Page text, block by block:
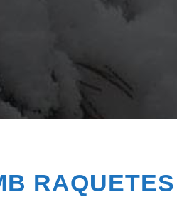
RAQUETES